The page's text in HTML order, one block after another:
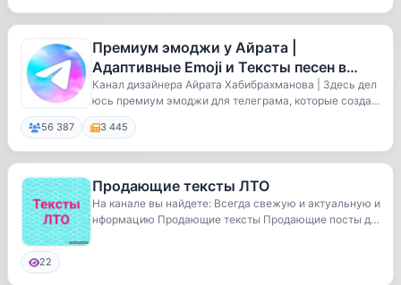
Премиум эмоджи у Айрата |
Адаптивные Emoji и Тексты песен в
Эмодзи
Канал дизайнера Айрата Хабибрахманова | Здесь дел
юсь премиум эмоджи для телеграма, которые созда
ю...
56 387 3 445
Продающие тексты ЛТО
На канале вы найдете: Всегда свежую и актуальную и
нформацию Продающие тексты Продающие посты дл
22